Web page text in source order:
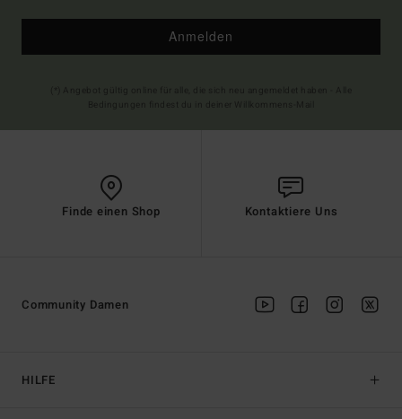
Anmelden
Finde einen Shop Kontaktiere Uns
HILFE
Community Damen